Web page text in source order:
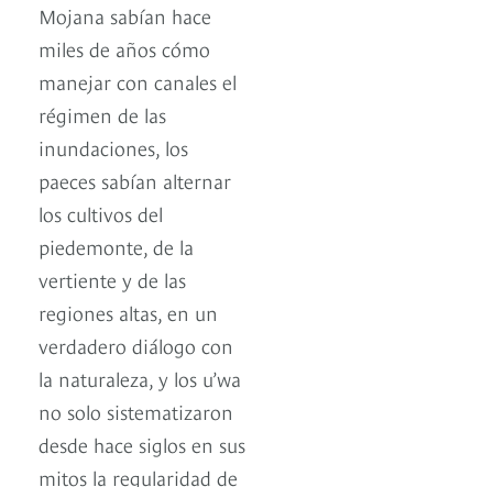
Mojana sabían hace
miles de años cómo
manejar con canales el
régimen de las
inundaciones, los
paeces sabían alternar
los cultivos del
piedemonte, de la
vertiente y de las
regiones altas, en un
verdadero diálogo con
la naturaleza, y los u’wa
no solo sistematizaron
desde hace siglos en sus
mitos la regularidad de